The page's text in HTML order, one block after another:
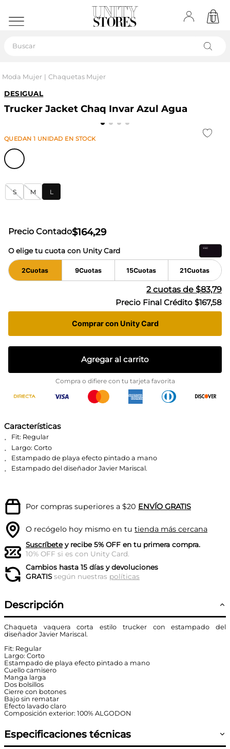
Moda Mujer Chaquetas Mujer
DESIGUAL
Trucker Jacket Chaq Invar Azul Agua
QUEDAN1 UNIDAD EN STOCK
S M L
Precio Contado$164,29
O elige tu cuota con Unity Card
2Cuotas 9Cuotas 15Cuotas 21Cuotas
2cuotas de $83,79
Precio Final Crédito $167,58
Comprar con Unity Card
Agregar al carrito
Compra o difiere con tu tarjeta favorita
Características
Fit: Regular
Largo: Corto
Estampado de playa efecto pintado a mano
Estampado del diseñador Javier Mariscal.
Por compras superiores a $20 ENVÍO GRATIS
O recógelo hoy mismo en tu tienda más cercana
Suscríbetey recibe 5% OFF en tu primera compra.
10% OFF si es con Unity Card.
Cambios hasta 15 días y devoluciones
GRATISsegún nuestras políticas
Descripción
Chaqueta vaquera corta estilo trucker con estampado del
diseñador Javier Mariscal.
Fit: Regular
Largo: Corto
Estampado de playa efecto pintado a mano
Cuello camisero
Manga larga
Dos bolsillos
Cierre con botones
Bajo sin rematar
Efecto lavado claro
Composición exterior: 100% ALGODON
Especificaciones técnicas